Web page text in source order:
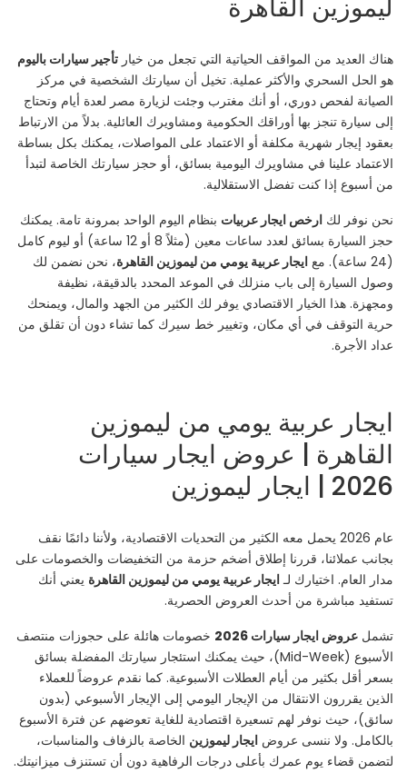
ليموزين القاهرة
هناك العديد من المواقف الحياتية التي تجعل من خيار تأجير سيارات باليوم
هو الحل السحري والأكثر عملية. تخيل أن سيارتك الشخصية في مركز
الصيانة لفحص دوري، أو أنك مغترب وجئت لزيارة مصر لعدة أيام وتحتاج
إلى سيارة تنجز بها أوراقك الحكومية ومشاويرك العائلية. بدلاً من الارتباط
بعقود إيجار شهرية مكلفة أو الاعتماد على المواصلات، يمكنك بكل بساطة
الاعتماد علينا في مشاويرك اليومية بسائق، أو حجز سيارتك الخاصة لتبدأ
من أسبوع إذا كنت تفضل الاستقلالية.
نحن نوفر لك ارخص ايجار عربيات بنظام اليوم الواحد بمرونة تامة. يمكنك
حجز السيارة بسائق لعدد ساعات معين (مثلاً 8 أو 12 ساعة) أو ليوم كامل
(24 ساعة). مع
ايجار عربية يومي من ليموزين القاهرة، نحن نضمن لك
وصول السيارة إلى باب منزلك في الموعد المحدد بالدقيقة، نظيفة
ومجهزة. هذا الخيار الاقتصادي يوفر لك الكثير من الجهد والمال، ويمنحك
حرية التوقف في أي مكان، وتغيير خط سيرك كما تشاء دون أن تقلق من
عداد الأجرة.
ايجار عربية يومي من ليموزين
القاهرة | عروض ايجار سيارات
2026 | ايجار ليموزين
عام 2026 يحمل معه الكثير من التحديات الاقتصادية، ولأننا دائمًا نقف
بجانب عملائنا، قررنا إطلاق أضخم حزمة من التخفيضات والخصومات على
مدار العام. اختيارك لـايجار عربية يومي من ليموزين القاهرة يعني أنك
تستفيد مباشرة من أحدث العروض الحصرية.
تشمل عروض ايجار سيارات 2026
خصومات هائلة على حجوزات منتصف
الأسبوع (Mid-Week)، حيث يمكنك استئجار سيارتك المفضلة بسائق
بسعر أقل بكثير من أيام العطلات الأسبوعية. كما نقدم عروضاً للعملاء
الذين يقررون الانتقال من الإيجار اليومي إلى الإيجار الأسبوعي (بدون
سائق)، حيث نوفر لهم تسعيرة اقتصادية للغاية تعوضهم عن فترة الأسبوع
بالكامل. ولا ننسى عروض ايجار ليموزين الخاصة بالزفاف والمناسبات،
لتضمن قضاء يوم عمرك بأعلى درجات الرفاهية دون أن تستنزف ميزانيتك.